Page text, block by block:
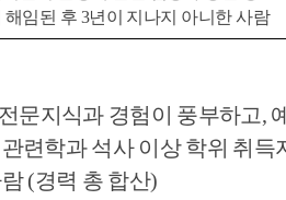
해임된 후 3년이 지나지 아니한 사람
문지식과 경험이 풍부하고,
련학과 석사 이상 학위 취
(경력 총 합산)